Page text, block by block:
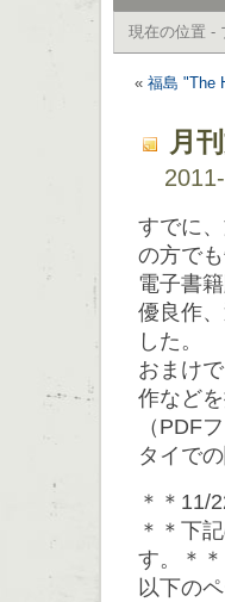
現在の位置 -
« 福島 "The
月
すでに
の方で
電子書
優良作
した。
おまけ
作など
（PDF
タイで
＊＊11/
＊＊下
す。＊＊
以下の